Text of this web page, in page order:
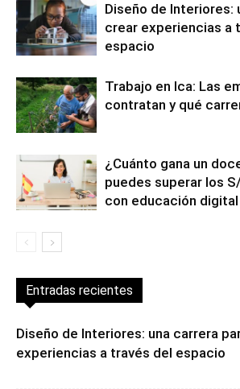
Diseño de Interiores:
crear experiencias a
espacio
Trabajo en Ica: Las
contratan y qué
¿Cuánto gana un
puedes superar los
con educación digital
Entradas recientes
Diseño de Interiores: una carrera
experiencias a través del espacio